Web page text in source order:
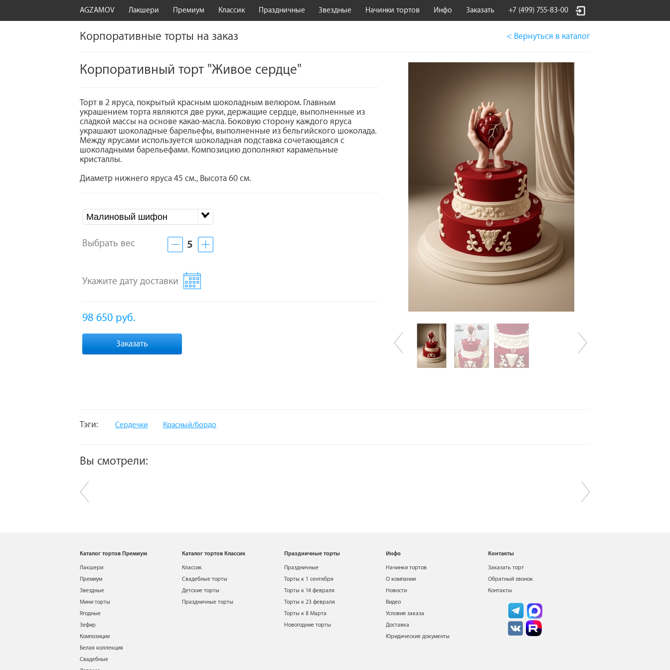
AGZAMOV Лакшери Премиум Классик Праздничные Звездные Начинки тортов Инфо Заказать +7 (499) 755-83-00
Корпоративные торты на заказ < Вернуться в каталог
Корпоративный торт "Живое сердце"
Торт в 2 яруса, покрытый красным шоколадным велюром. Главным
украшением торта являются две руки, держащие сердце, выполненные из
сладкой массы на основе какао-масла. Боковую сторону каждого яруса
украшают шоколадные барельефы, выполненные из бельгийского шоколада.
Между ярусами используется шоколадная подставка сочетающаяся с
шоколадными барельефами. Композицию дополняют карамельные
кристаллы.
Диаметр нижнего яруса 45 см., Высота 60 см.
Малиновый шифон
Выбрать вес 5
Укажите дату доставки
98 650 руб.
Заказать
Тэги: Сердечки Красный/бордо
Вы смотрели:
Каталог тортов Премиум
Лакшери
Премиум
Звездные
Мини торты
Ягодные
Зефир
Композиции
Белая коллекция
Свадебные
Каталог тортов Классик
Классик
Свадебные торты
Детские торты
Праздничные торты
Праздничные торты
Праздничные
Торты к 1 сентября
Торты к 14 февраля
Торты к 23 февраля
Торты к 8 Марта
Новогодние торты
Инфо
Начинки тортов
О компании
Новости
Видео
Условия заказа
Доставка
Юридические документы
Контакты
Заказать торт
Обратный звонок
Контакты